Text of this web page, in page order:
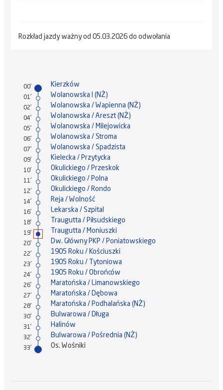
Rozkład jazdy ważny od 05.03.2026 do odwołania
00' Kierzków
01' Wolanowska I (NŻ)
02' Wolanowska / Wapienna (NŻ)
04' Wolanowska / Areszt (NŻ)
05' Wolanowska / Milejowicka
06' Wolanowska / Stroma
07' Wolanowska / Spadzista
09' Kielecka / Przytycka
10' Okulickiego / Przeskok
11' Okulickiego / Polna
12' Okulickiego / Rondo
14' Reja / Wolność
16' Lekarska / Szpital
18' Traugutta / Piłsudskiego
19' Traugutta / Moniuszki
20' Dw. Główny PKP / Poniatowskiego
22' 1905 Roku / Kościuszki
23' 1905 Roku / Tytoniowa
24' 1905 Roku / Obrońców
26' Maratońska / Limanowskiego
27' Maratońska / Dębowa
28' Maratońska / Podhalańska (NŻ)
30' Bulwarowa / Długa
31' Halinów
32' Bulwarowa / Pośrednia (NŻ)
33' Os. Wośniki